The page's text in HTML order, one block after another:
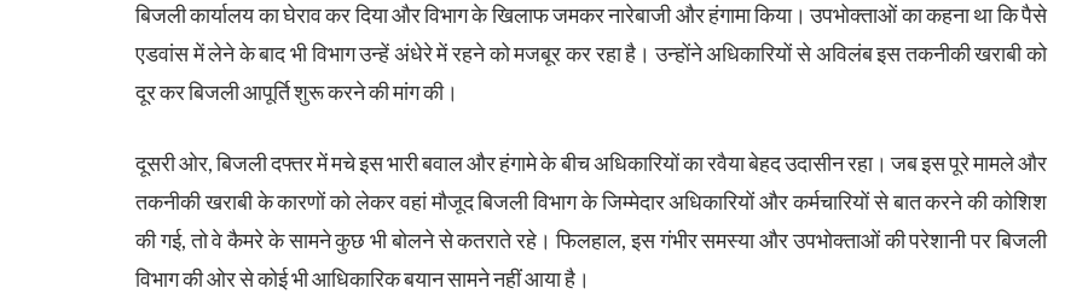
बिजली कार्यालय का घेराव कर दिया और विभाग के खिलाफ जमकर नारेबाजी और हंगामा किया। उपभोक्ताओं का कहना था कि पैसे
एडवांस में लेने के बाद भी विभाग उन्हें अंधेरे में रहने को मजबूर कर रहा है। उन्होंने अधिकारियों से अविलंब इस तकनीकी खराबी को
दूर कर बिजली आपूर्ति शुरू करने की मांग की।
दूसरी ओर, बिजली दफ्तर में मचे इस भारी बवाल और हंगामे के बीच अधिकारियों का रवैया बेहद उदासीन रहा। जब इस पूरे मामले और
तकनीकी खराबी के कारणों को लेकर वहां मौजूद बिजली विभाग के जिम्मेदार अधिकारियों और कर्मचारियों से बात करने की कोशिश
की गई, तो वे कैमरे के सामने कुछ भी बोलने से कतराते रहे। फिलहाल, इस गंभीर समस्या और उपभोक्ताओं की परेशानी पर बिजली
विभाग की ओर से कोई भी आधिकारिक बयान सामने नहीं आया है।